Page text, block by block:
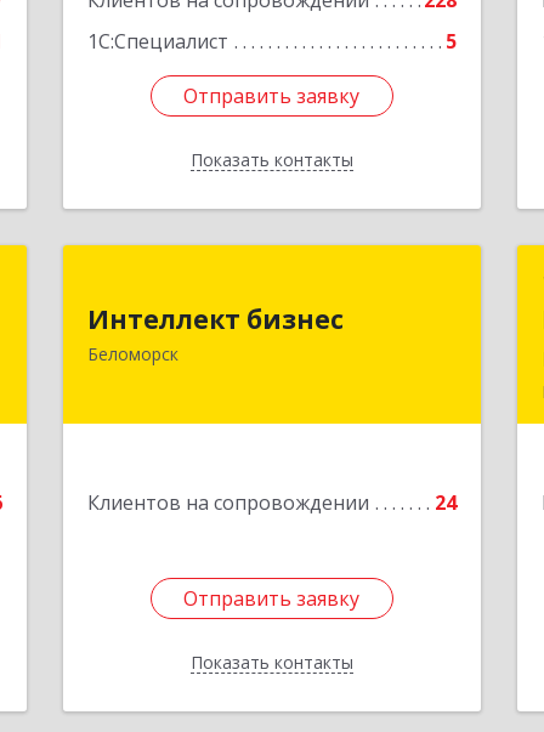
1С:Специалист
5
Отправить заявку
Показать контакты
Отправить заявку
Назад
Интеллект бизнес
Беломорск
Клиентов на сопровождении 24
Отправить заявку
Показать контакты
Отправить заявку
Назад